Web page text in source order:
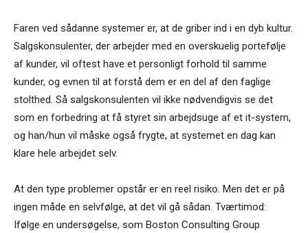
Faren ved sådanne systemer er, at de griber ind i en dyb kultur.
Salgskonsulenter, der arbejder med en overskuelig portefølje
af kunder, vil oftest have et personligt forhold til samme
kunder, og evnen til at forstå dem er en del af den faglige
stolthed. Så salgskonsulenten vil ikke nødvendigvis se det
som en forbedring at få styret sin arbejdsuge af et it-system,
og han/hun vil måske også frygte, at systemet en dag kan
klare hele arbejdet selv.
At den type problemer opstår er en reel risiko. Men det er på
ingen måde en selvfølge, at det vil gå sådan. Tværtimod:
Ifølge en undersøgelse, som Boston Consulting Group